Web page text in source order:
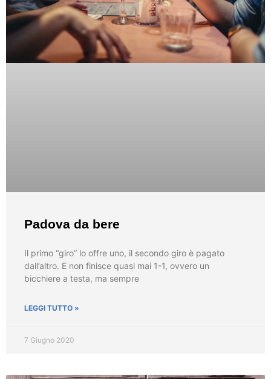
Padova da bere
Il primo “giro” lo offre uno, il secondo giro è pagato
dall’altro. E non finisce quasi mai 1-1, ovvero un
bicchiere a testa, ma sempre
LEGGI TUTTO »
7 Giugno 2020